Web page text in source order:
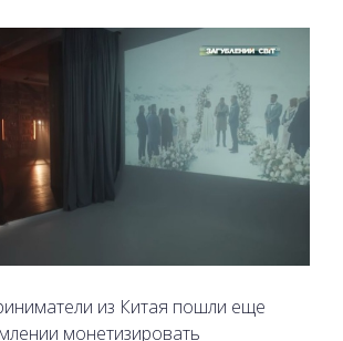
из Китая пошли еще
монетизировать